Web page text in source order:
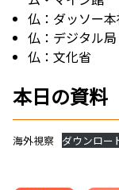
仏：ダッソー
仏：デジタル局
仏：文化省
本日の資料
海外視察 ダウンロー